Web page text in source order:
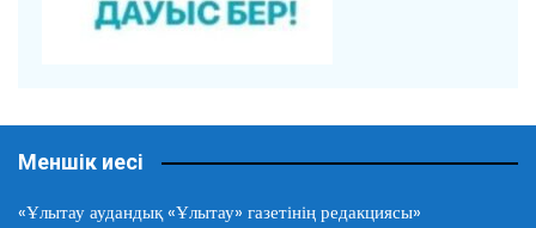
Меншік иесі
«Ұлытау аудандық «Ұлытау» газетінің редакциясы»